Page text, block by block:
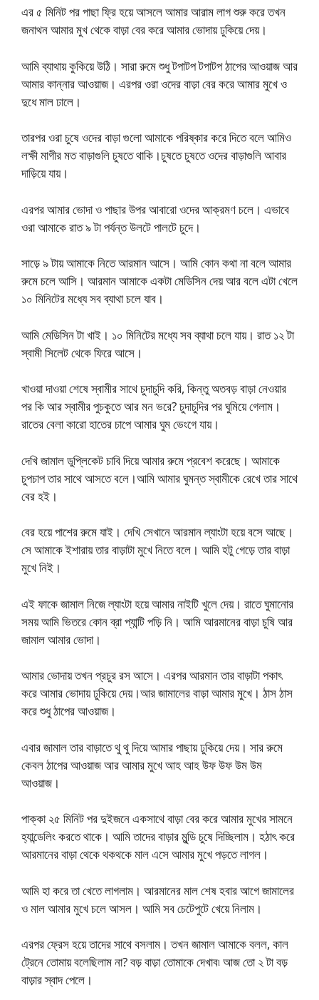
এর ৫ মিনিট পর পাছা ফ্রি হয়ে আসলে আমার আরাম লাগ শুরু করে তখন
জনাথন আমার মুখ থেকে বাড়া বের করে আমার ভোদায় ঢুকিয়ে দেয়।
আমি ব্যাথায় কুকিয়ে উঠি। সারা রুমে শুধু টপাটপ টপাটপ ঠাপের আওয়াজ আর
আমার কান্নার আওয়াজ। এরপর ওরা ওদের বাড়া বের করে আমার মুখে ও
দুধে মাল ঢালে।
তারপর ওরা চুষে ওদের বাড়া গুলো আমাকে পরিষ্কার করে দিতে বলে আমিও
লক্ষী মাগীর মত বাড়াগুলি চুষতে থাকি।চুষতে চুষতে ওদের বাড়াগুলি আবার
দাড়িয়ে যায়।
এরপর আমার ভোদা ও পাছার উপর আবারো ওদের আক্রমণ চলে। এভাবে
ওরা আমাকে রাত ৯ টা পর্যন্ত উলটে পালটে চুদে।
সাড়ে ৯ টায় আমাকে নিতে আরমান আসে। আমি কোন কথা না বলে আমার
রুমে চলে আসি। আরমান আমাকে একটা মেডিসিন দেয় আর বলে এটা খেলে
১০ মিনিটের মধ্যে সব ব্যাথা চলে যাব।
আমি মেডিসিন টা খাই। ১০ মিনিটের মধ্যে সব ব্যাথা চলে যায়। রাত ১২ টা
স্বামী সিলেট থেকে ফিরে আসে।
খাওয়া দাওয়া শেষে স্বামীর সাথে চুদাচুদি করি, কিন্তু অতবড় বাড়া নেওয়ার
পর কি আর স্বামীর পুচকুতে আর মন ভরে? চুদাচুদির পর ঘুমিয়ে গেলাম।
রাতের বেলা কারো হাতের চাপে আমার ঘুম ভেংগে যায়।
দেখি জামাল ডুপ্লিকেট চাবি দিয়ে আমার রুমে প্রবেশ করেছে। আমাকে
চুপচাপ তার সাথে আসতে বলে।আমি আমার ঘুমন্ত স্বামীকে রেখে তার সাথে
বের হই।
বের হয়ে পাশের রুমে যাই। দেখি সেখানে আরমান ল্যাংটা হয়ে বসে আছে।
সে আমাকে ইশারায় তার বাড়াটা মুখে নিতে বলে। আমি হটু গেড়ে তার বাড়া
মুখে নিই।
এই ফাকে জামাল নিজে ল্যাংটা হয়ে আমার নাইটি খুলে দেয়। রাতে ঘুমানোর
সময় আমি ভিতরে কোন ব্রা প্যান্টি পড়ি নি। আমি আরমানের বাড়া চুষি আর
জামাল আমার ভোদা।
আমার ভোদায় তখন প্রচুর রস আসে। এরপর আরমান তার বাড়াটা পকাৎ
করে আমার ভোদায় ঢুকিয়ে দেয়।আর জামালের বাড়া আমার মুখে। ঠাস ঠাস
করে শুধু ঠাপের আওয়াজ।
এবার জামাল তার বাড়াতে থু থু দিয়ে আমার পাছায় ঢুকিয়ে দেয়। সার রুমে
কেবল ঠাপের আওয়াজ আর আমার মুখে আহ আহ উফ উফ উম উম
আওয়াজ।
পাক্কা ২৫ মিনিট পর দুইজনে একসাথে বাড়া বের করে আমার মুখের সামনে
হ্যান্ডেলিং করতে থাকে। আমি তাদের বাড়ার মুন্ডি চুষে দিচ্ছিলাম। হঠাৎ করে
আরমানের বাড়া থেকে থকথকে মাল এসে আমার মুখে পড়তে লাগল।
আমি হা করে তা খেতে লাগলাম। আরমানের মাল শেষ হবার আগে জামালের
ও মাল আমার মুখে চলে আসল। আমি সব চেটেপুটে খেয়ে নিলাম।
এরপর ফ্রেস হয়ে তাদের সাথে বসলাম। তখন জামাল আমাকে বলল, কাল
ট্রেনে তোমায় বলেছিলাম না? বড় বাড়া তোমাকে দেখাব৷ আজ তো ২ টা বড়
বাড়ার স্বাদ পেলে।